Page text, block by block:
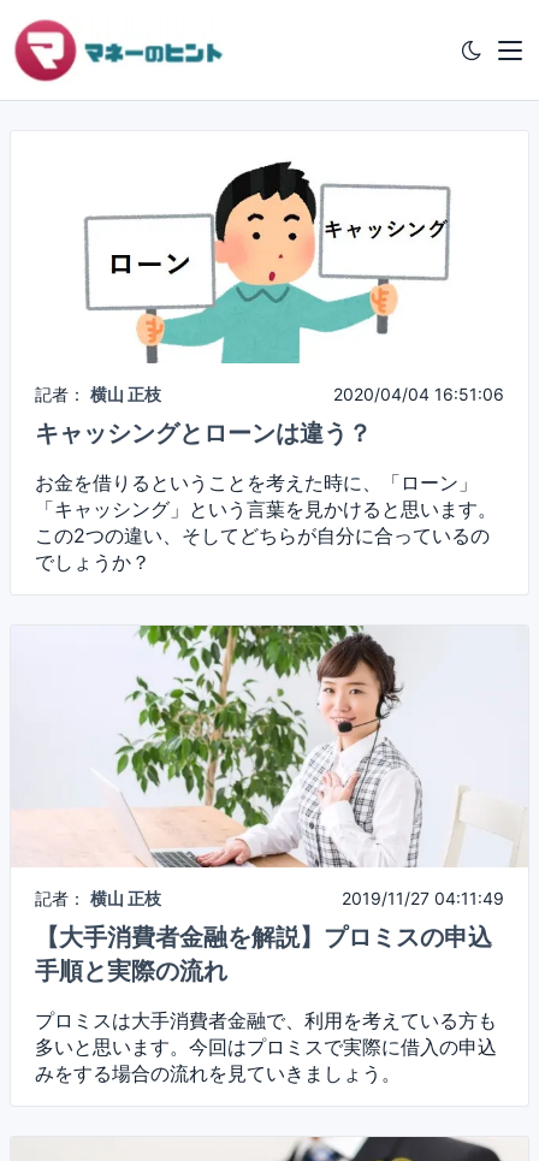
記者： 横山 正枝 2020/04/04 16:51:06
キャッシングとローンは違う？
お金を借りるということを考えた時に、「ローン」
「キャッシング」という言葉を見かけると思います。
この2つの違い、そしてどちらが自分に合っているの
でしょうか？
記者： 横山 正枝 2019/11/27 04:11:49
【大手消費者金融を解説】プロミスの申込
手順と実際の流れ
プロミスは大手消費者金融で、利用を考えている方も
多いと思います。今回はプロミスで実際に借入の申込
みをする場合の流れを見ていきましょう。